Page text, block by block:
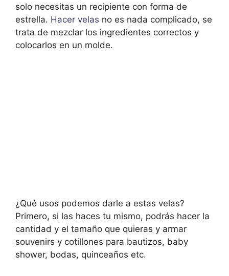
solo necesitas un recipiente con forma de
estrella. Hacer velas no es nada complicado, se
trata de mezclar los ingredientes correctos y
colocarlos en un molde.
¿Qué usos podemos darle a estas velas?
Primero, si las haces tu mismo, podrás hacer la
cantidad y el tamaño que quieras y armar
souvenirs y cotillones para bautizos, baby
shower, bodas, quinceaños etc.